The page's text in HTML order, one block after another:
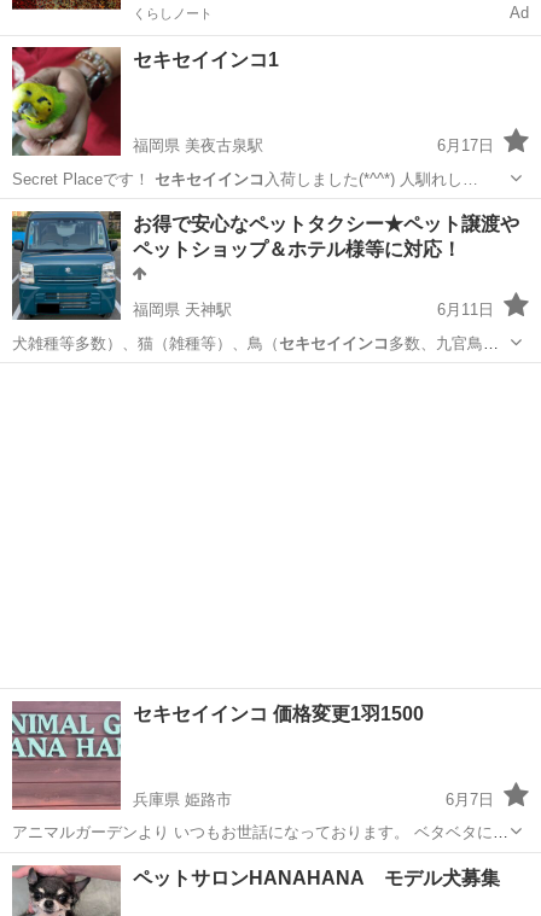
くらしノート Ad
セキセイインコ1
福岡県 美夜古泉駅
6月17日
Secret Placeです！ セキセイインコ 入荷しました(*^^*) 人馴れし…
福岡 行橋市 美夜古泉駅 ペットショップ
セキセイインコ
お得で安心なペットタクシー★ペット譲渡や
ペットショップ＆ホテル様等に対応！
福岡県 天神駅
6月11日
犬雑種等多数）、猫（雑種等）、鳥（ セキセイインコ 多数、九官鳥、
文鳥）、小動物（ハツ…
セキセイインコ 価格変更1羽1500
兵庫県 姫路市
6月7日
アニマルガーデンより いつもお世話になっております。 ベタベタにス
キンシップをとりたい方へは不向きです。 観賞用 2026年生まれで
若いので、手乗りに挑戦される方お勧めです。 全て雌です。 手を近づ
けて...
兵庫 姫路市 ペットショップ
ペットサロンHANAHANA モデル犬募集